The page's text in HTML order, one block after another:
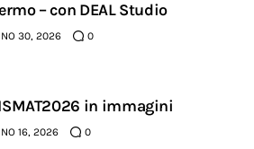
– con DEAL Studio
30, 2026 0
in immagini
16, 2026 0